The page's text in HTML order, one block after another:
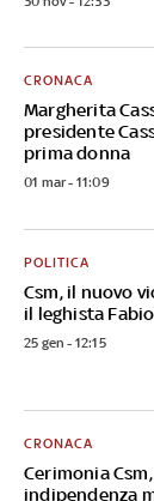
Margherita
presidente
prima donna
CRONACA
01 mar - 11:09
Csm, il nuovo
il leghista
POLITICA
25 gen - 12:15
Cerimonia
indipendenza
CRONACA